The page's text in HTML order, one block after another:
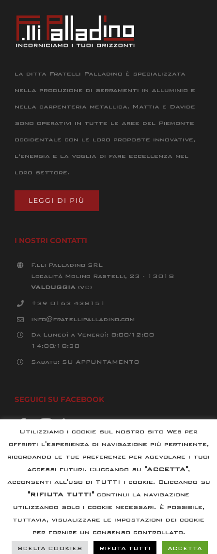
la ditta Fratelli Palladino è specializzata
nella produzione di serramenti in alluminio e
nella carpenteria metallica. Mattia e Davide
sono operativi in tutte le aree del Piemonte
occidentale con le loro proposte innovative,
l’energia e la voglia di fare eccellenza nel
loro settore.
LEGGI DI PIÙ
I NOSTRI CONTATTI
F.lli Palladino SRL
Località Molino Rastelli, 23 - 13018
VALDUGGIA(VC)
+39 0163 438151
info@fratellipalladino.com
Da Lunedì a Venerdì: 8:00/12:00
14:00/18:30
Sabato: SU APPUNTAMENTO
SEGUICI SU FACEBOOK
Powered by2000net Srl| PlatformSmartWEB360°
Utilizziamo i cookie sul nostro sito Web per
offrirti l'esperienza di navigazione più pertinente,
ricordando le tue preferenze per agevolare i tuoi
accessi futuri. Cliccando su "ACCETTA",
acconsenti all'uso di TUTTI i cookie. Cliccando su
"RIFIUTA TUTTI"continui la navigazione
utilizzando solo i cookie necessari. È possibile,
tuttavia, visualizzare le impostazioni dei cookie
per fornire un consenso controllato.
SCELTA COOKIES RIFUTA TUTTI ACCETTA